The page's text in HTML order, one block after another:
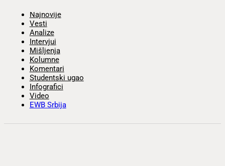
Najnovije
Vesti
Analize
Intervjui
Mišljenja
Kolumne
Komentari
Studentski ugao
Infografici
Video
EWB Srbija